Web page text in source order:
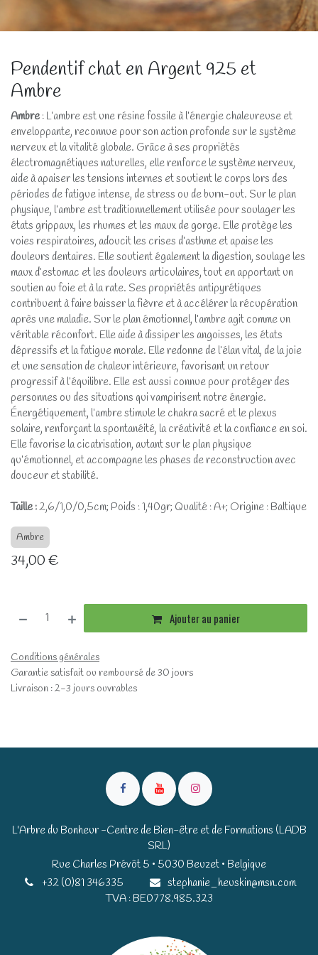
Pendentif chat en Argent 925 et
Ambre
Ambre : L’ambre est une résine fossile à l’énergie chaleureuse et
enveloppante, reconnue pour son action profonde sur le système
nerveux et la vitalité globale. Grâce à ses propriétés
électromagnétiques naturelles, elle renforce le système nerveux,
aide à apaiser les tensions internes et soutient le corps lors des
périodes de fatigue intense, de stress ou de burn-out. Sur le plan
physique, l’ambre est traditionnellement utilisée pour soulager les
états grippaux, les rhumes et les maux de gorge. Elle protège les
voies respiratoires, adoucit les crises d’asthme et apaise les
douleurs dentaires. Elle soutient également la digestion, soulage les
maux d’estomac et les douleurs articulaires, tout en apportant un
soutien au foie et à la rate. Ses propriétés antipyrétiques
contribuent à faire baisser la fièvre et à accélérer la récupération
après une maladie. Sur le plan émotionnel, l’ambre agit comme un
véritable réconfort. Elle aide à dissiper les angoisses, les états
dépressifs et la fatigue morale. Elle redonne de l’élan vital, de la joie
et une sensation de chaleur intérieure, favorisant un retour
progressif à l’équilibre. Elle est aussi connue pour protéger des
personnes ou des situations qui vampirisent notre énergie.
Énergétiquement, l’ambre stimule le chakra sacré et le plexus
solaire, renforçant la spontanéité, la créativité et la confiance en soi.
Elle favorise la cicatrisation, autant sur le plan physique
qu’émotionnel, et accompagne les phases de reconstruction avec
douceur et stabilité.
Taille :2,6/1,0/0,5cm; Poids : 1,40gr; Qualité : A+; Origine : Baltique
Ambre
34,00€
Ajouter au panier
Conditions générales
Garantie satisfait ou remboursé de 30 jours
Livraison : 2-3 jours ouvrables
L'Arbre du Bonheur -Centre de Bien-être et de Formations (LADB
SRL)
Rue Charles Prévôt 5 • 5030 Beuzet • Belgique​​
+32 (0)81 346335
stephanie_heuskin@msn.com
TVA : BE0778.985.323